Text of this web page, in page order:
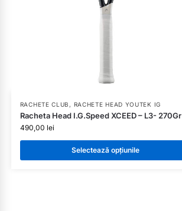
RACHETE CLUB , RACHETE HEAD YOUTEK IG
Racheta Head I.G.Speed XCEED – L3- 270Gr
490,00 lei
Selectează opțiunile